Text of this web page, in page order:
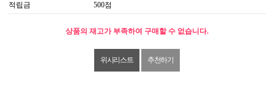
적립금
500점
상품의 재고가 부족하여 구매할 수 없습니다.
위시리스트 추천하기